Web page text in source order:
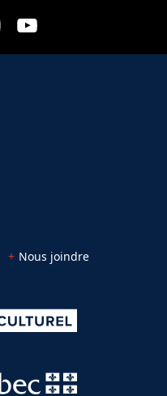
Nous joindre